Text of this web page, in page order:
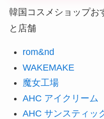
韓国コスメショップお
と店舗
rom&nd
WAKEMAKE
魔女工場
AHC アイクリーム
AHC サンスティッ